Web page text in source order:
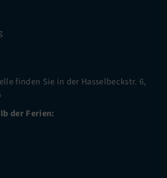
finden Sie in der Hasselbeckstr. 6,
der Ferien: